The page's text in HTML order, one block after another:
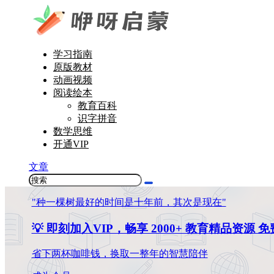
学习指南
原版教材
动画视频
阅读绘本
教育百科
识字拼音
数学思维
开通VIP
文章
"种一棵树最好的时间是十年前，其次是现在"
💡 即刻加入VIP，畅享 2000+ 教育精品资源 免
省下两杯咖啡钱，换取一整年的智慧陪伴